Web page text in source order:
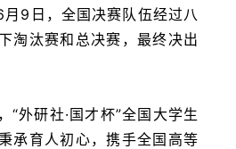
9日，全国决赛队伍经过八
淘汰赛和总决赛，最终决出
“外研社·国才杯”全国大学生
承育人初心，携手全国高等